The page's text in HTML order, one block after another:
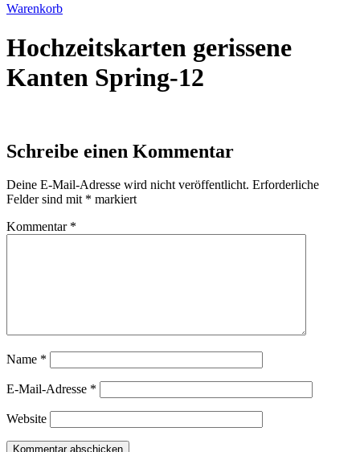
Warenkorb
Hochzeitskarten gerissene
Kanten Spring-12
Schreibe einen Kommentar
Deine E-Mail-Adresse wird nicht veröffentlicht. Erforderliche
Felder sind mit * markiert
Kommentar *
Name *
E-Mail-Adresse *
Website